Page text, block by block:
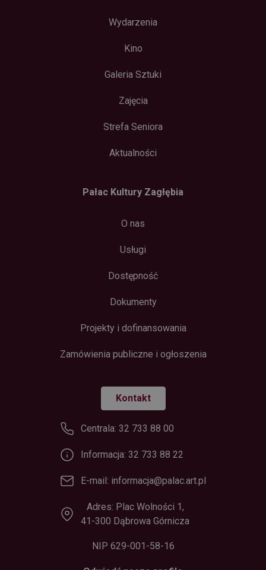
Wydarzenia
Kino
Galeria Sztuki
Zajęcia
Strefa Seniora
Aktualności
Pałac Kultury Zagłębia
O nas
Usługi
Dostępność
Dokumenty
Projekty i dofinansowania
Zamówienia publiczne i ogłoszenia
Kontakt
Centrala: 32 733 88 00
Informacja: 32 733 88 22
E-mail: informacja@palac.art.pl
Adres: Plac Wolności 1,
41-300 Dąbrowa Górnicza
NIP 629-001-58-16